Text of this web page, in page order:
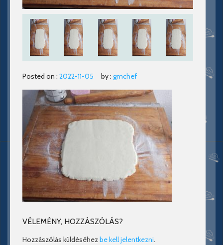
Posted on : 2022-11-05 by : gmchef
VÉLEMÉNY, HOZZÁSZÓLÁS?
Hozzászólás küldéséhezbe kell jelentkezni.